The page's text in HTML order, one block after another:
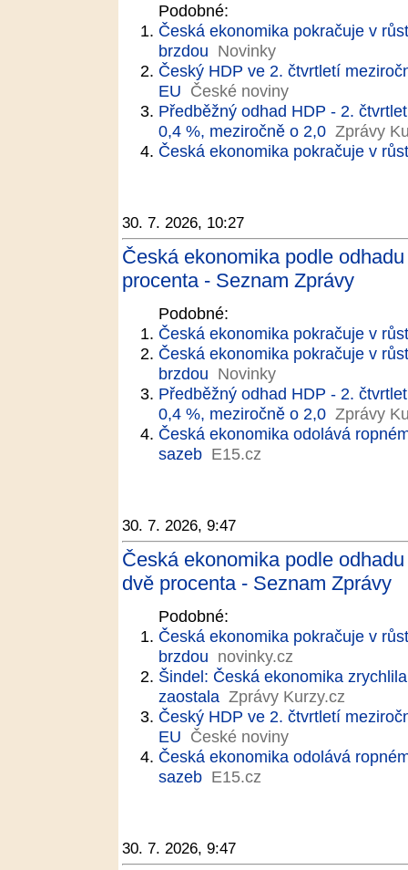
Podobné:
Česká ekonomika pokračuje v
brzdou Novinky
Český HDP ve 2. čtvrtletí
EU České noviny
Předběžný odhad HDP - 2.
0,4 %, meziročně o 2,0 Zprávy
Česká ekonomika pokračuje v
30. 7. 2026, 10:27
Česká ekonomika podle
procenta - Seznam Zprávy
Podobné:
Česká ekonomika pokračuje v
Česká ekonomika pokračuje v
brzdou Novinky
Předběžný odhad HDP - 2.
0,4 %, meziročně o 2,0 Zprávy
Česká ekonomika odolává
sazeb E15.cz
30. 7. 2026, 9:47
Česká ekonomika podle
dvě procenta - Seznam Zprávy
Podobné:
Česká ekonomika pokračuje v
brzdou novinky.cz
Šindel: Česká ekonomika
zaostala Zprávy Kurzy.cz
Český HDP ve 2. čtvrtletí
EU České noviny
Česká ekonomika odolává
sazeb E15.cz
30. 7. 2026, 9:47